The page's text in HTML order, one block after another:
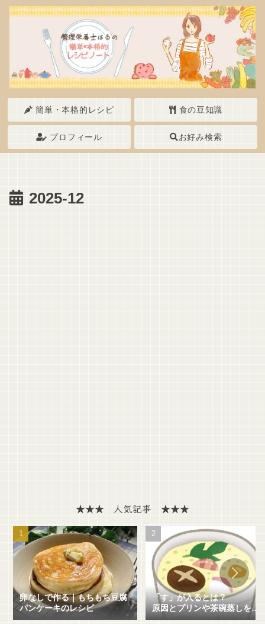
簡単・本格的レシピ 食の豆知識
プロフィール お好み検索
2025-12
★★★ 人気記事 ★★★
卵なしで作る｜もちもち豆腐
パンケーキのレシピ
「す」が入るとは？
原因とプリンや茶碗蒸しを失
敗せずに作る方法を解説！